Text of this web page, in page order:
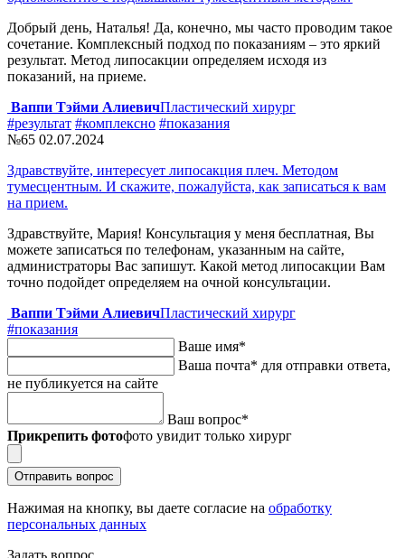
Добрый день, Наталья! Да, конечно, мы часто проводим такое
сочетание. Комплексный подход по показаниям – это яркий
результат. Метод липосакции определяем исходя из
показаний, на приеме.
Ваппи Тэйми АлиевичПластический хирург
#результат #комплексно #показания
№65 02.07.2024
Здравствуйте, интересует липосакция плеч. Методом
тумесцентным. И скажите, пожалуйста, как записаться к вам
на прием.
Здравствуйте, Мария! Консультация у меня бесплатная, Вы
можете записаться по телефонам, указанным на сайте,
администраторы Вас запишут. Какой метод липосакции Вам
точно подойдет определяем на очной консультации.
Ваппи Тэйми АлиевичПластический хирург
#показания
Ваше имя*
Ваша почта* для отправки ответа,
не публикуется на сайте
Ваш вопрос*
Прикрепить фотофото увидит только хирург
Отправить вопрос
Нажимая на кнопку, вы даете согласие на обработку
персональных данных
Задать вопрос